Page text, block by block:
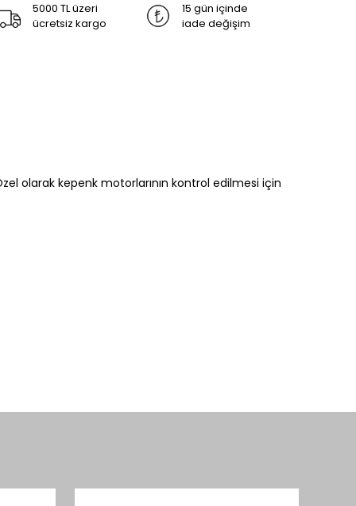
5000 TL üzeri
ücretsiz kargo
15 gün içinde
iade değişim
olarak kepenk motorlarının kontrol edilmesi için